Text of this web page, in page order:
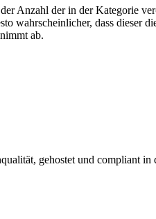
Anzahl der in der Kategorie
wahrscheinlicher, dass dieser
ab.
gehostet und compliant in